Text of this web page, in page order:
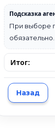
Подсказка
При выборе
обязательно.
Итог:
Назад